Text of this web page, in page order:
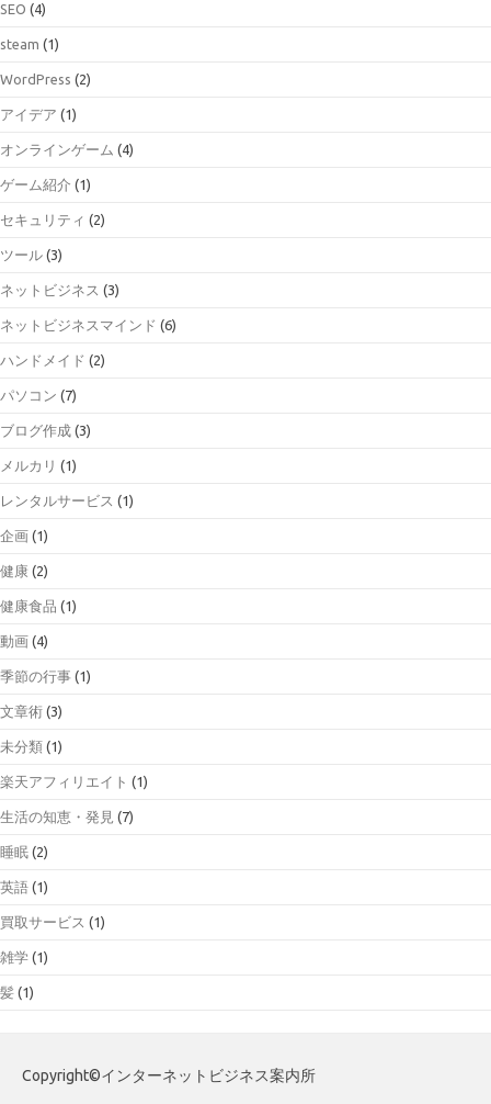
SEO (4)
steam (1)
WordPress (2)
アイデア (1)
オンラインゲーム (4)
ゲーム紹介 (1)
セキュリティ (2)
ツール (3)
ネットビジネス (3)
ネットビジネスマインド (6)
ハンドメイド (2)
パソコン (7)
ブログ作成 (3)
メルカリ (1)
レンタルサービス (1)
企画 (1)
健康 (2)
健康食品 (1)
動画 (4)
季節の行事 (1)
文章術 (3)
未分類 (1)
楽天アフィリエイト (1)
生活の知恵・発見 (7)
睡眠 (2)
英語 (1)
買取サービス (1)
雑学 (1)
髪 (1)
Copyright©インターネットビジネス案内所